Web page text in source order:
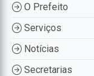
O Prefeito
Serviços
Notícias
Secretarias